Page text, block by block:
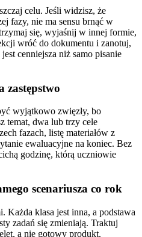
celu. Jeśli widzisz, że
fazy, nie ma sensu brnąć w
się, wyjaśnij w innej formie,
wróć do dokumentu i zanotuj,
cenniejsza niż samo pisanie
zastępstwo
wyjątkowo zwięzły, bo
temat, dwa lub trzy cele
fazach, listę materiałów z
ewaluacyjne na koniec. Bez
godzinę, którą uczniowie
scenariusza co rok
Każda klasa jest inna, a podstawa
zadań się zmieniają. Traktuj
a nie gotowy produkt.